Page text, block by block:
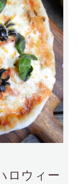
ロウィー